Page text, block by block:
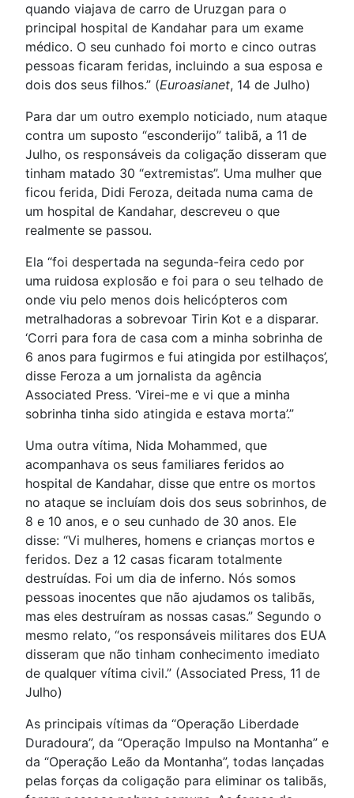
quando viajava de carro de Uruzgan para o
principal hospital de Kandahar para um exame
médico. O seu cunhado foi morto e cinco outras
pessoas ficaram feridas, incluindo a sua esposa e
dois dos seus filhos.” (Euroasianet, 14 de Julho)
Para dar um outro exemplo noticiado, num ataque
contra um suposto “esconderijo” talibã, a 11 de
Julho, os responsáveis da coligação disseram que
tinham matado 30 “extremistas”. Uma mulher que
ficou ferida, Didi Feroza, deitada numa cama de
um hospital de Kandahar, descreveu o que
realmente se passou.
Ela “foi despertada na segunda-feira cedo por
uma ruidosa explosão e foi para o seu telhado de
onde viu pelo menos dois helicópteros com
metralhadoras a sobrevoar Tirin Kot e a disparar.
‘Corri para fora de casa com a minha sobrinha de
6 anos para fugirmos e fui atingida por estilhaços’,
disse Feroza a um jornalista da agência
Associated Press. ‘Virei-me e vi que a minha
sobrinha tinha sido atingida e estava morta’.”
Uma outra vítima, Nida Mohammed, que
acompanhava os seus familiares feridos ao
hospital de Kandahar, disse que entre os mortos
no ataque se incluíam dois dos seus sobrinhos, de
8 e 10 anos, e o seu cunhado de 30 anos. Ele
disse: “Vi mulheres, homens e crianças mortos e
feridos. Dez a 12 casas ficaram totalmente
destruídas. Foi um dia de inferno. Nós somos
pessoas inocentes que não ajudamos os talibãs,
mas eles destruíram as nossas casas.” Segundo o
mesmo relato, “os responsáveis militares dos EUA
disseram que não tinham conhecimento imediato
de qualquer vítima civil.” (Associated Press, 11 de
Julho)
As principais vítimas da “Operação Liberdade
Duradoura”, da “Operação Impulso na Montanha” e
da “Operação Leão da Montanha”, todas lançadas
pelas forças da coligação para eliminar os talibãs,